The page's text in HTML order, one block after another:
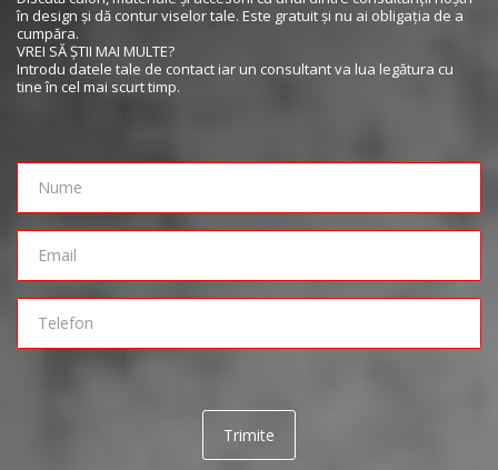
în design și dă contur viselor tale. Este gratuit și nu ai obligația de a
cumpăra.
VREI SĂ ȘTII MAI MULTE?
Introdu datele tale de contact iar un consultant va lua legătura cu
tine în cel mai scurt timp.